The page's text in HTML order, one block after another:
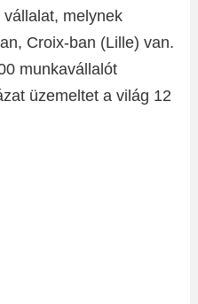
melynek
Croix-ban (Lille) van.
munkavállalót
üzemeltet a világ 12